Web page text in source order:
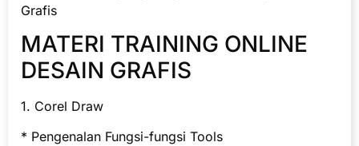
Grafis
MATERI TRAINING ONLINE
DESAIN GRAFIS
1. Corel Draw
* Pengenalan Fungsi-fungsi Tools